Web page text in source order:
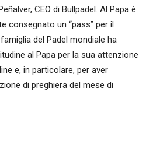
CEO di Bullpadel. Al Papa è
consegnato un “pass” per il
del Padel mondiale ha
al Papa per la sua attenzione
e, in particolare, per aver
di preghiera del mese di